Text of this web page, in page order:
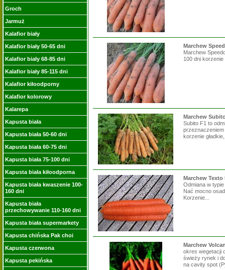
Groch
Jarmuż
Kalafior biały
Kalafior biały 50-65 dni
Kalafior biały 68-85 dni
Kalafior biały 85-115 dni
Kalafior kiłoodporny
Kalafior kolorowy
Kalarepa
Kapusta biała
Kapusta biała 50-60 dni
Kapusta biała 60-75 dni
Kapusta biała 75-100 dni
Kapusta biała kiłoodporna
Kapusta biała kwaszenie 100-
160 dni
Kapusta biała
przechowywanie 110-160 dni
Kapusta biała supermarkety
Kapusta chińska Pak choi
Kapusta czerwona
Kapusta pekińska
Marchew
Marchew
100 dni
Marchew
Subito F1 to
korzenie
Marchew Texto
Odmiana w
Nać mocno
Korzenie...
Marchew
okres wegetacji
świeży rynek i
na cavity spot